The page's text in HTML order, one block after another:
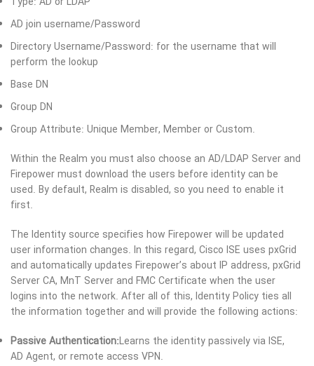
AD join username/Password
Directory Username/Password: for the username that will
perform the lookup
Base DN
Group DN
Group Attribute: Unique Member, Member or Custom.
Within the Realm you must also choose an AD/LDAP Server and
Firepower must download the users before identity can be
used. By default, Realm is disabled, so you need to enable it
first.
The Identity source specifies how Firepower will be updated
user information changes. In this regard, Cisco ISE uses pxGrid
and automatically updates Firepower’s about IP address, pxGrid
Server CA, MnT Server and FMC Certificate when the user
logins into the network. After all of this, Identity Policy ties all
the information together and will provide the following actions:
Passive Authentication:Learns the identity passively via ISE,
AD Agent, or remote access VPN.